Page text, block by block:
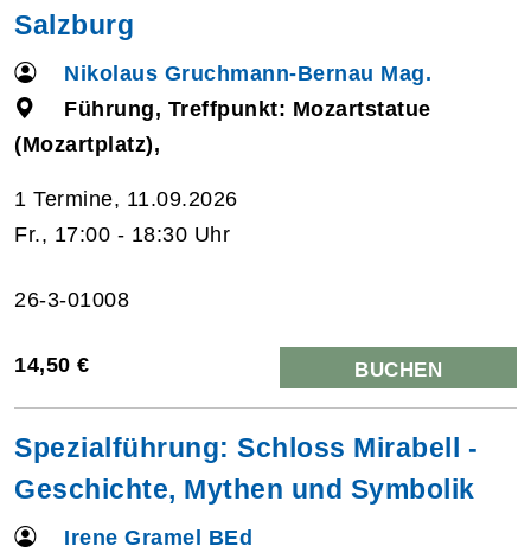
Salzburg
Nikolaus Gruchmann-Bernau Mag.
Führung, Treffpunkt: Mozartstatue
(Mozartplatz),
1 Termine, 11.09.2026
Fr., 17:00 - 18:30 Uhr
26-3-01008
14,50 € BUCHEN
Spezialführung: Schloss Mirabell -
Geschichte, Mythen und Symbolik
Irene Gramel BEd